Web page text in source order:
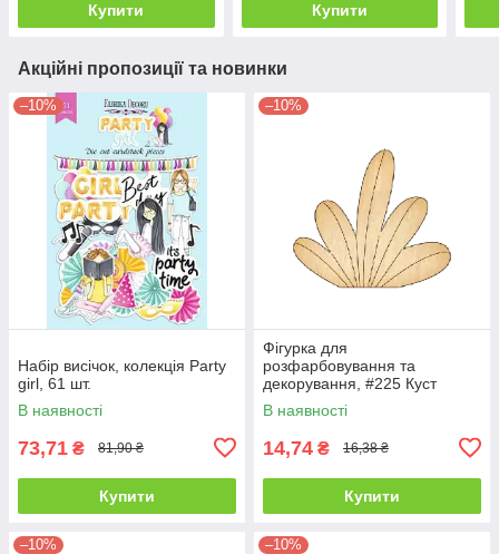
Купити Купити
Акційні пропозиції та новинки
–10%
Набір висічок, колекція Party
girl, 61 шт.
В наявності
73,71 ₴ 81,90 ₴
Купити
–10%
Фігурка для
розфарбовування та
декорування, #225 Куст
В наявності
14,74 ₴ 16,38 ₴
Купити
–10% –10%